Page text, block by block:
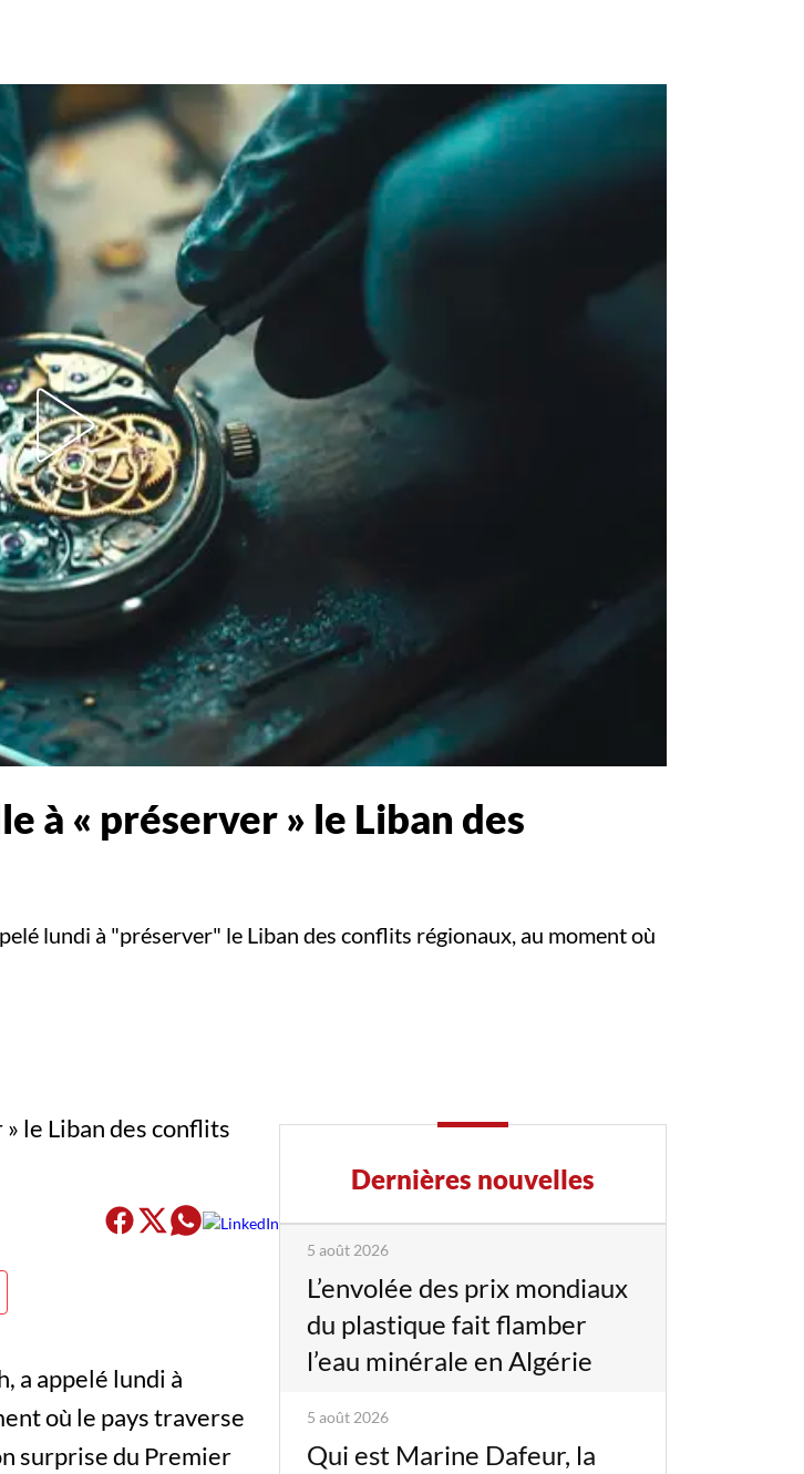
à « préserver » le Liban des
lundi à "préserver" le Liban des conflits régionaux, au moment où
a appelé lundi à
où le pays traverse
surprise du Premier
Dernières nouvelles
5 août 2026
L’envolée des prix mondiaux
du plastique fait flamber
l’eau minérale en Algérie
5 août 2026
Qui est Marine Dafeur, la